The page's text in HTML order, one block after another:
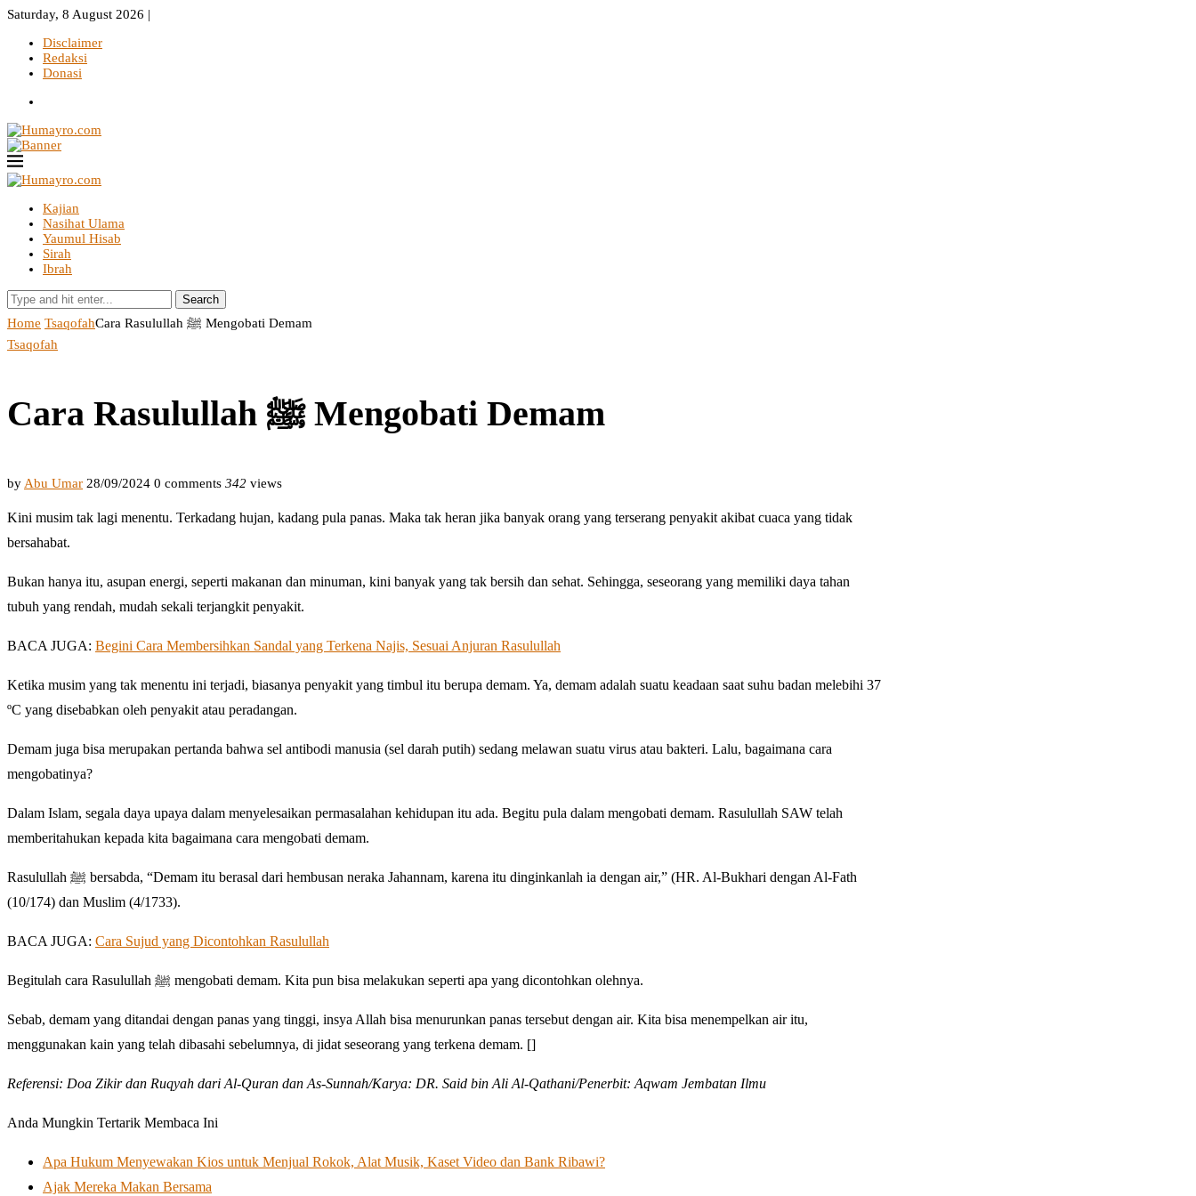
Saturday, 8 August 2026 |
Disclaimer
Redaksi
Donasi
Kajian
Nasihat Ulama
Yaumul Hisab
Sirah
Ibrah
Search
Home Tsaqofah
Cara Rasulullah ﷺ Mengobati Demam
Tsaqofah
Cara Rasulullah ﷺ Mengobati Demam
by Abu Umar 28/09/2024 0 comments 342 views
Kini musim tak lagi menentu. Terkadang hujan, kadang pula panas. Maka tak heran jika banyak orang yang terserang penyakit akibat cuaca yang tidak
bersahabat.
Bukan hanya itu, asupan energi, seperti makanan dan minuman, kini banyak yang tak bersih dan sehat. Sehingga, seseorang yang memiliki daya tahan
tubuh yang rendah, mudah sekali terjangkit penyakit.
BACA JUGA: Begini Cara Membersihkan Sandal yang Terkena Najis, Sesuai Anjuran Rasulullah
Ketika musim yang tak menentu ini terjadi, biasanya penyakit yang timbul itu berupa demam. Ya, demam adalah suatu keadaan saat suhu badan melebihi 37
ºC yang disebabkan oleh penyakit atau peradangan.
Demam juga bisa merupakan pertanda bahwa sel antibodi manusia (sel darah putih) sedang melawan suatu virus atau bakteri. Lalu, bagaimana cara
mengobatinya?
Dalam Islam, segala daya upaya dalam menyelesaikan permasalahan kehidupan itu ada. Begitu pula dalam mengobati demam. Rasulullah SAW telah
memberitahukan kepada kita bagaimana cara mengobati demam.
Rasulullah ﷺ bersabda, “Demam itu berasal dari hembusan neraka Jahannam, karena itu dinginkanlah ia dengan air,” (HR. Al-Bukhari dengan Al-Fath
(10/174) dan Muslim (4/1733).
BACA JUGA: Cara Sujud yang Dicontohkan Rasulullah
Begitulah cara Rasulullah ﷺ mengobati demam. Kita pun bisa melakukan seperti apa yang dicontohkan olehnya.
Sebab, demam yang ditandai dengan panas yang tinggi, insya Allah bisa menurunkan panas tersebut dengan air. Kita bisa menempelkan air itu,
menggunakan kain yang telah dibasahi sebelumnya, di jidat seseorang yang terkena demam. []
Referensi: Doa Zikir dan Ruqyah dari Al-Quran dan As-Sunnah/Karya: DR. Said bin Ali Al-Qathani/Penerbit: Aqwam Jembatan Ilmu
Anda Mungkin Tertarik Membaca Ini
Apa Hukum Menyewakan Kios untuk Menjual Rokok, Alat Musik, Kaset Video dan Bank Ribawi?
Ajak Mereka Makan Bersama